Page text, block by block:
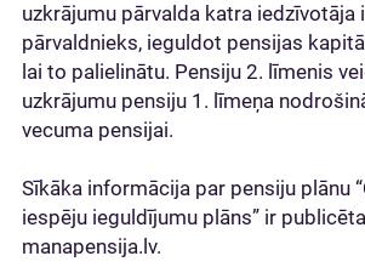
uzkrājumu pārvalda katra iedzīvotāja
pārvaldnieks, ieguldot pensijas
lai to palielinātu. Pensiju 2. līmenis
uzkrājumu pensiju 1. līmeņa
vecuma pensijai.
Sīkāka informācija par pensiju plānu
iespēju ieguldījumu plāns” ir
manapensija.lv.